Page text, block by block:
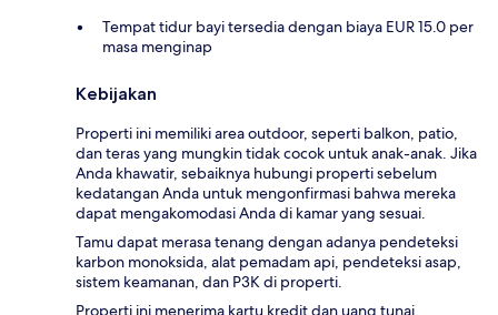
Tempat tidur bayi tersedia dengan biaya EUR 15.0 per
masa menginap
Kebijakan
Properti ini memiliki area outdoor, seperti balkon, patio,
dan teras yang mungkin tidak cocok untuk anak-anak. Jika
Anda khawatir, sebaiknya hubungi properti sebelum
kedatangan Anda untuk mengonfirmasi bahwa mereka
dapat mengakomodasi Anda di kamar yang sesuai.
Tamu dapat merasa tenang dengan adanya pendeteksi
karbon monoksida, alat pemadam api, pendeteksi asap,
sistem keamanan, dan P3K di properti.
Properti ini menerima kartu kredit dan uang tunai.